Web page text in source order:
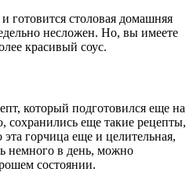
готовится столовая домашняя
несложен. Но, вы имеете
красивый соус.
который подготовился еще на
сохранились еще такие рецепты,
горчица еще и целительная,
немного в день, можно
состоянии.